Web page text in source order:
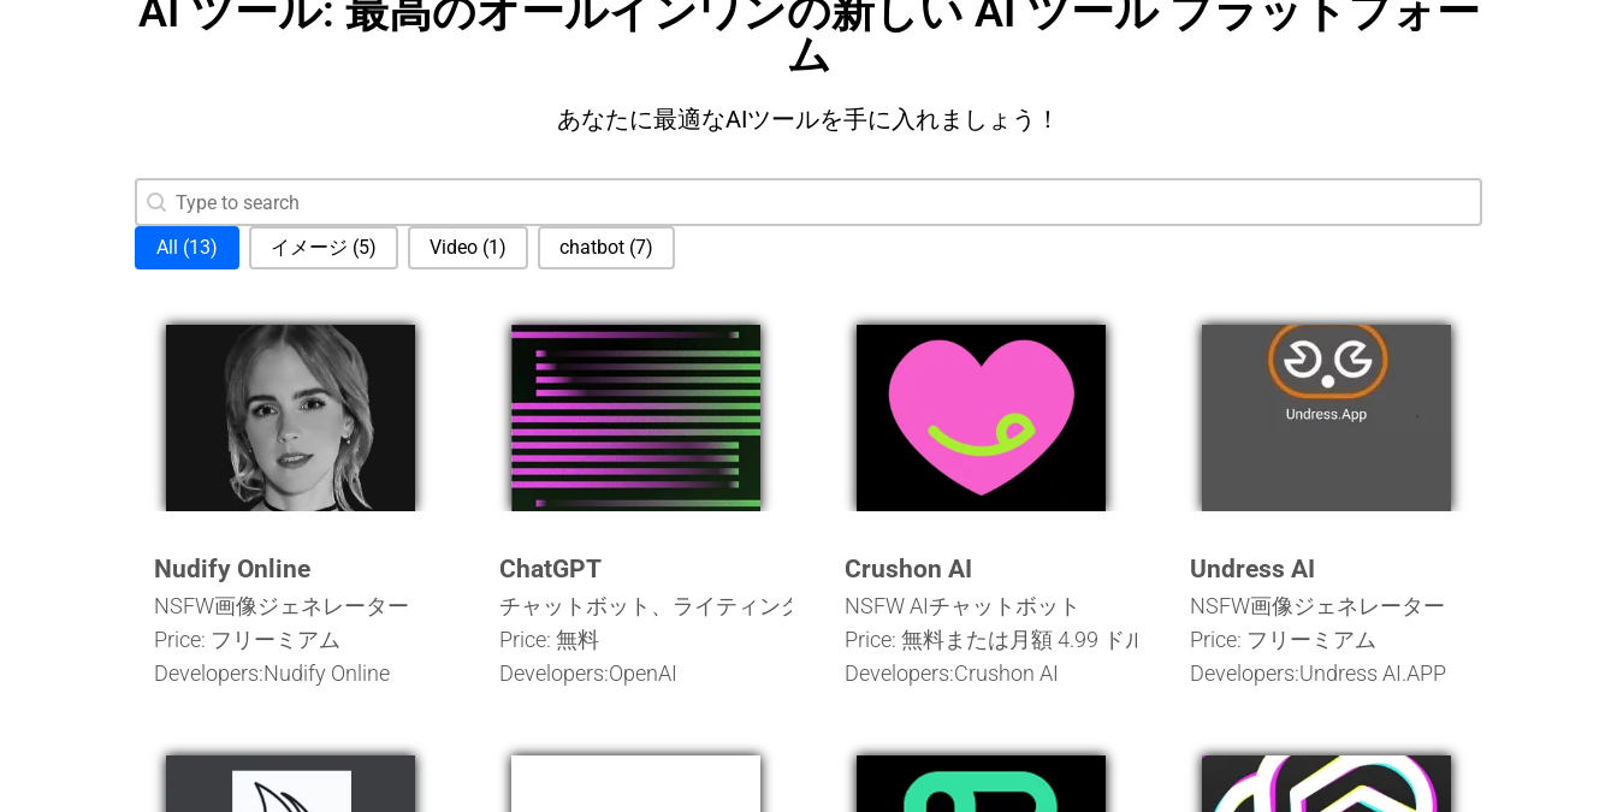
AI ツール: 最高のオールインワンの新しい AI ツール プラットフォー
ム
あなたに最適なAIツールを手に入れましょう！
Search
Search content
Selection
All (13) イメージ (5) Video (1) chatbot (7)
Nudify Online
NSFW画像ジェネレーター
Price: フリーミアム
Developers:Nudify Online
ChatGPT
チャットボット、ライティング
Price: 無料
Developers:OpenAI
Crushon AI
NSFW AIチャットボット
Price: 無料または月額 4.99 ドル
Developers:Crushon AI
Undress AI
NSFW画像ジェネレーター
Price: フリーミアム
Developers:Undress AI.APP